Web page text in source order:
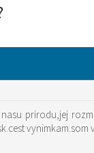
prirodu,jej